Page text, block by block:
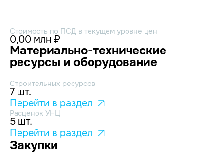
Стоимость по ПСД в текущем уровне цен
0,00 млн ₽
Материально-технические
ресурсы и оборудование
Строительных ресурсов
7 шт.
Перейти в раздел
Расценок УНЦ
5 шт.
Перейти в раздел
Закупки